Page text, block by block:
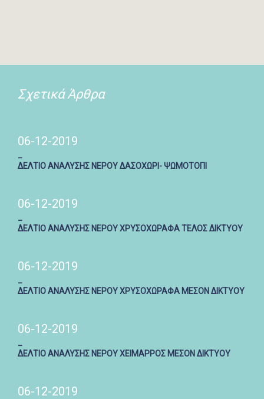
Σχετικά Άρθρα
06-12-2019
ΔΕΛΤΙΟ ΑΝΑΛΥΣΗΣ ΝΕΡΟΥ ΔΑΣΟΧΩΡΙ- ΨΩΜΟΤΟΠΙ
06-12-2019
ΔΕΛΤΙΟ ΑΝΑΛΥΣΗΣ ΝΕΡΟΥ ΧΡΥΣΟΧΩΡΑΦΑ ΤΕΛΟΣ ΔΙΚΤΥΟΥ
06-12-2019
ΔΕΛΤΙΟ ΑΝΑΛΥΣΗΣ ΝΕΡΟΥ ΧΡΥΣΟΧΩΡΑΦΑ ΜΕΣΟΝ ΔΙΚΤΥΟΥ
06-12-2019
ΔΕΛΤΙΟ ΑΝΑΛΥΣΗΣ ΝΕΡΟΥ ΧΕΙΜΑΡΡΟΣ ΜΕΣΟΝ ΔΙΚΤΥΟΥ
06-12-2019